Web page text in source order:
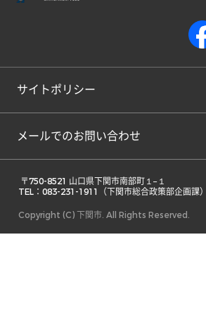
サイトポリシー
メールでのお問い合わせ
TEL：083-231-1911（下関市総合政策部企画課）
Copyright (C) 下関市. All Rights Reserved.